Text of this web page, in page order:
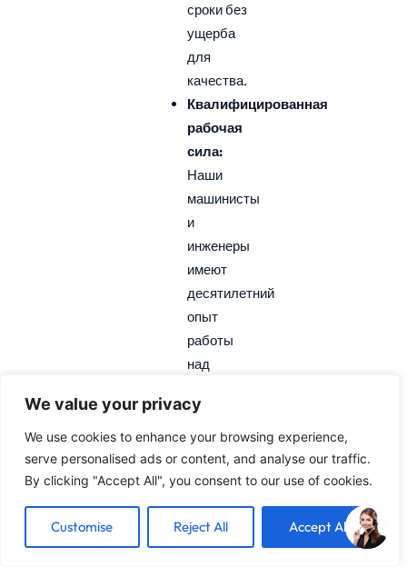
We value your privacy
We use cookies to enhance your browsing experience,
serve personalised ads or content, and analyse our traffic.
By clicking "Accept All", you consent to our use of cookies.
Customise Reject All Accept All
сроки без
ущерба
для
качества.
Квалифицированная
рабочая
сила:
Наши
машинисты
и
инженеры
имеют
десятилетний
опыт
работы
над
заданием.
Клиентоориентированный
подход:
Мы
предоставляем
отзывы о
дизайне,